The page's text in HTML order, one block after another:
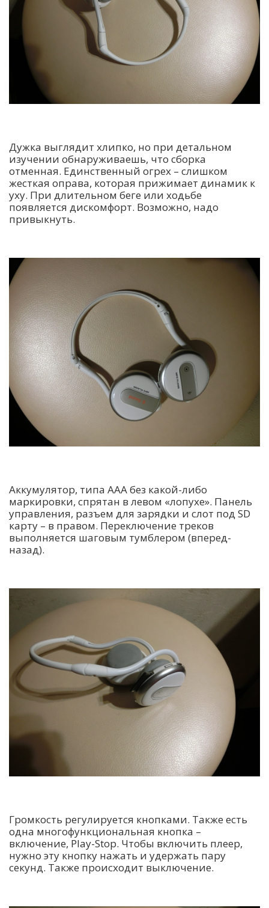
Дужка выглядит хлипко, но при детальном
изучении обнаруживаешь, что сборка
отменная. Единственный огрех – слишком
жесткая оправа, которая прижимает динамик к
уху. При длительном беге или ходьбе
появляется дискомфорт. Возможно, надо
привыкнуть.
Аккумулятор, типа ААА без какой-либо
маркировки, спрятан в левом «лопухе». Панель
управления, разъем для зарядки и слот под SD
карту – в правом. Переключение треков
выполняется шаговым тумблером (вперед-
назад).
Громкость регулируется кнопками. Также есть
одна многофункциональная кнопка –
включение, Play-Stop. Чтобы включить плеер,
нужно эту кнопку нажать и удержать пару
секунд. Также происходит выключение.